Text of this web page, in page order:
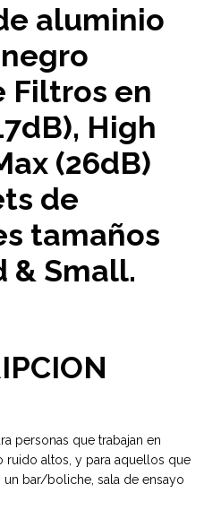
aluminio
Filtros en
High
(26dB)
de
tamaños
& Small.
personas que trabajan en
ruido altos, y para aquellos que
bar/boliche, sala de ensayo